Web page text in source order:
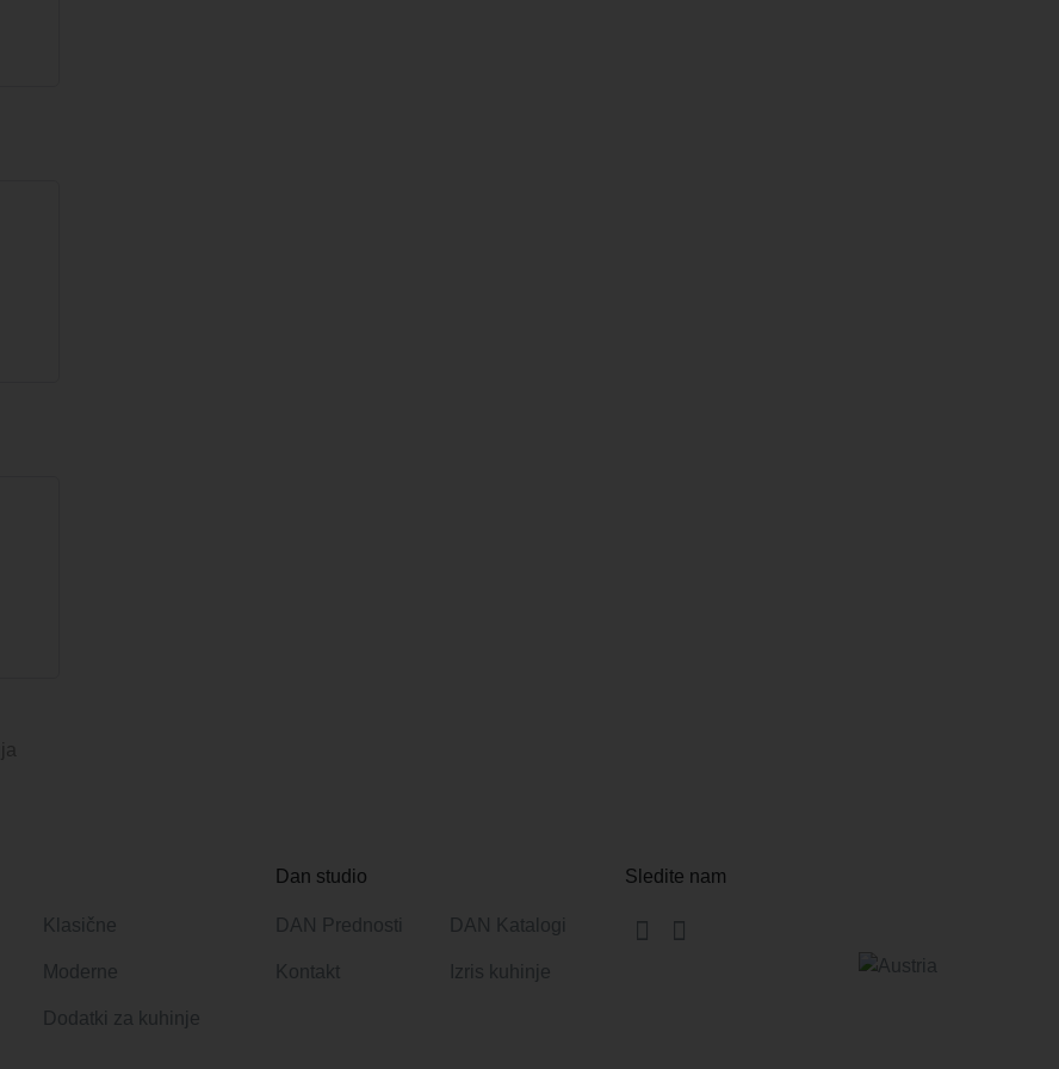
Klasične
Moderne
Dodatki za kuhinje
Dan studio
DAN Prednosti DAN Katalogi
Kontakt Izris kuhinje
Sledite nam